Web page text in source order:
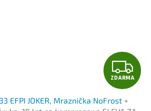
Z
D
ZDARMA
EFPI JOKER, Mraznička NoFrost +